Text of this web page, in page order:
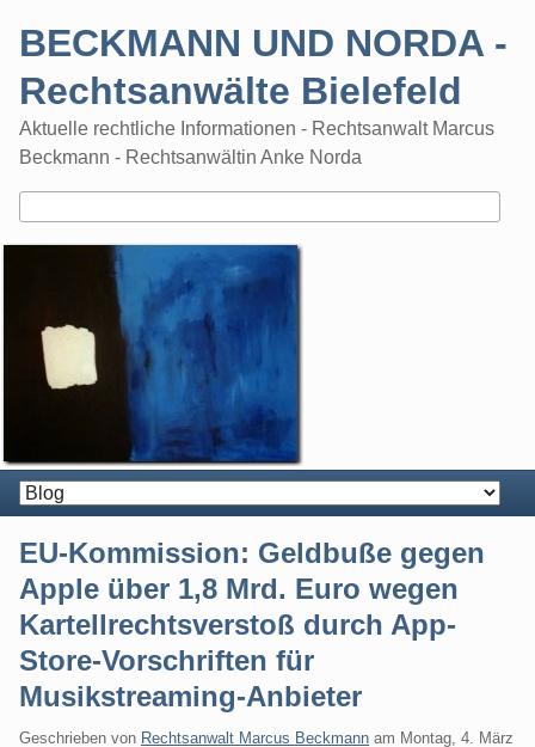
BECKMANN UND NORDA -
Rechtsanwälte Bielefeld
Aktuelle rechtliche Informationen - Rechtsanwalt Marcus
Beckmann - Rechtsanwältin Anke Norda
EU-Kommission: Geldbuße gegen
Apple über 1,8 Mrd. Euro wegen
Kartellrechtsverstoß durch App-
Store-Vorschriften für
Musikstreaming-Anbieter
Geschrieben von Rechtsanwalt Marcus Beckmann am Montag, 4. März